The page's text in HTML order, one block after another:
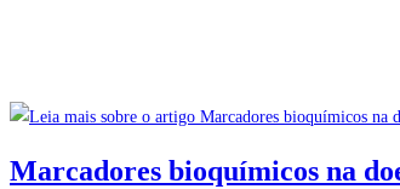
conteúdo
Marcadores bioquímicos na